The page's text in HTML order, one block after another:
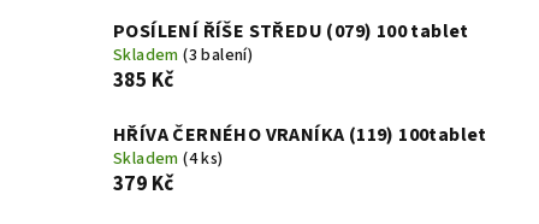
POSÍLENÍ ŘÍŠE STŘEDU (079) 100 tablet
Skladem(3 balení)
385 Kč
HŘÍVA ČERNÉHO VRANÍKA (119) 100tablet
Skladem(4 ks)
379 Kč